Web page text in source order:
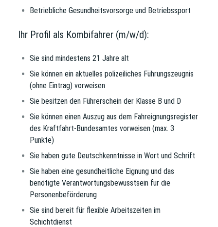
Betriebliche Gesundheitsvorsorge und Betriebssport
Ihr Profil als Kombifahrer (m/w/d):
Sie sind mindestens 21 Jahre alt
Sie können ein aktuelles polizeiliches Führungszeugnis
(ohne Eintrag) vorweisen
Sie besitzen den Führerschein der Klasse B und D
Sie können einen Auszug aus dem Fahreignungsregister
des Kraftfahrt-Bundesamtes vorweisen (max. 3
Punkte)
Sie haben gute Deutschkenntnisse in Wort und Schrift
Sie haben eine gesundheitliche Eignung und das
benötigte Verantwortungsbewusstsein für die
Personenbeförderung
Sie sind bereit für flexible Arbeitszeiten im
Schichtdienst